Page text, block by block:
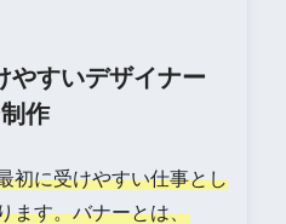
やすいデザイナー
作
初に受けやすい仕事とし
ます。バナーとは、